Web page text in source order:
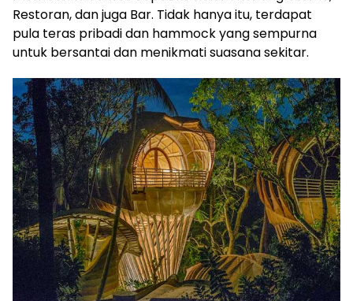
Restoran, dan juga Bar. Tidak hanya itu, terdapat
pula teras pribadi dan hammock yang sempurna
untuk bersantai dan menikmati suasana sekitar.